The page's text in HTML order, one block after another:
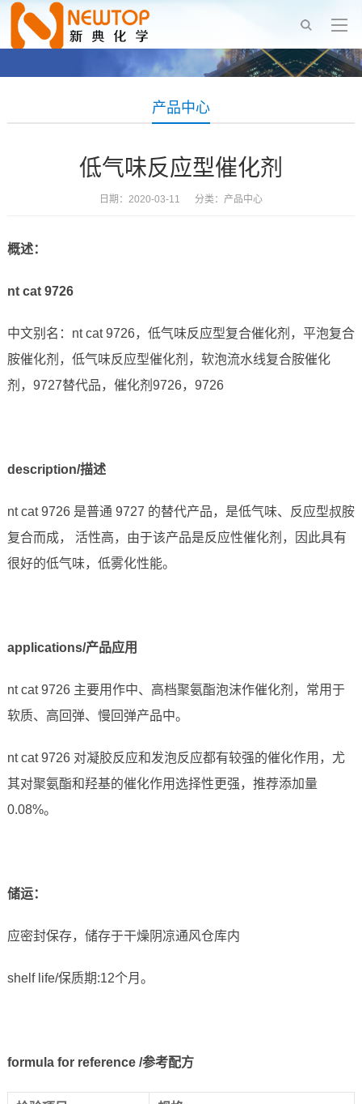
产品中心
低气味反应型催化剂
日期：2020-03-11 分类： 产品中心
概述：
nt cat 9726
中文别名：nt cat 9726，低气味反应型复合催化剂，平泡复合
胺催化剂，低气味反应型催化剂，软泡流水线复合胺催化
剂，9727替代品，催化剂9726，9726
description/描述
nt cat 9726 是普通 9727 的替代产品，是低气味、反应型叔胺
复合而成， 活性高，由于该产品是反应性催化剂，因此具有
很好的低气味，低雾化性能。
applications/产品应用
nt cat 9726 主要用作中、高档聚氨酯泡沫作催化剂，常用于
软质、高回弹、慢回弹产品中。
nt cat 9726 对凝胶反应和发泡反应都有较强的催化作用，尤
其对聚氨酯和羟基的催化作用选择性更强，推荐添加量
0.08%。
储运：
应密封保存，储存于干燥阴凉通风仓库内
shelf life/保质期:12个月。
formula for reference /参考配方